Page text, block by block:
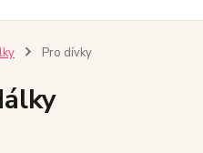
Pro dívky